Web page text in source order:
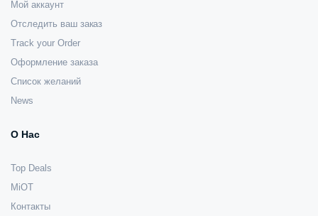
Мой аккаунт
Отследить ваш заказ
Track your Order
Оформление заказа
Список желаний
News
О Нас
Top Deals
MiOT
Контакты